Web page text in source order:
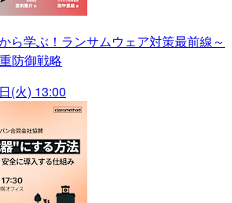
ら学ぶ！ランサムウェア対策最前線～
防御戦略
(火) 13:00